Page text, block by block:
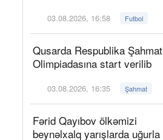
03.08.2026, 16:58 Futbol
Qusarda Respublika Şahmat
Olimpiadasına start verilib
03.08.2026, 16:35 Şahmat
Fərid Qayıbov ölkəmizi
beynəlxalq yarışlarda uğurla